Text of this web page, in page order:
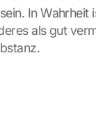
In Wahrheit
als gut